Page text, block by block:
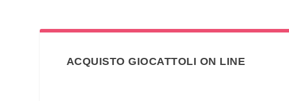
ACQUISTO GIOCATTOLI ON LINE